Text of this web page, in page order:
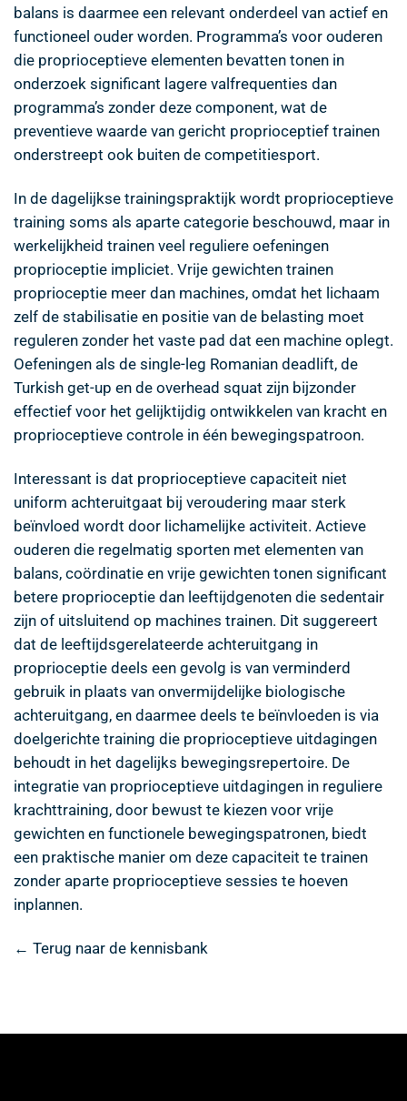
balans is daarmee een relevant onderdeel van actief en
functioneel ouder worden. Programma’s voor ouderen
die proprioceptieve elementen bevatten tonen in
onderzoek significant lagere valfrequenties dan
programma’s zonder deze component, wat de
preventieve waarde van gericht proprioceptief trainen
onderstreept ook buiten de competitiesport.
In de dagelijkse trainingspraktijk wordt proprioceptieve
training soms als aparte categorie beschouwd, maar in
werkelijkheid trainen veel reguliere oefeningen
proprioceptie impliciet. Vrije gewichten trainen
proprioceptie meer dan machines, omdat het lichaam
zelf de stabilisatie en positie van de belasting moet
reguleren zonder het vaste pad dat een machine oplegt.
Oefeningen als de single-leg Romanian deadlift, de
Turkish get-up en de overhead squat zijn bijzonder
effectief voor het gelijktijdig ontwikkelen van kracht en
proprioceptieve controle in één bewegingspatroon.
Interessant is dat proprioceptieve capaciteit niet
uniform achteruitgaat bij veroudering maar sterk
beïnvloed wordt door lichamelijke activiteit. Actieve
ouderen die regelmatig sporten met elementen van
balans, coördinatie en vrije gewichten tonen significant
betere proprioceptie dan leeftijdgenoten die sedentair
zijn of uitsluitend op machines trainen. Dit suggereert
dat de leeftijdsgerelateerde achteruitgang in
proprioceptie deels een gevolg is van verminderd
gebruik in plaats van onvermijdelijke biologische
achteruitgang, en daarmee deels te beïnvloeden is via
doelgerichte training die proprioceptieve uitdagingen
behoudt in het dagelijks bewegingsrepertoire. De
integratie van proprioceptieve uitdagingen in reguliere
krachttraining, door bewust te kiezen voor vrije
gewichten en functionele bewegingspatronen, biedt
een praktische manier om deze capaciteit te trainen
zonder aparte proprioceptieve sessies te hoeven
inplannen.
← Terug naar de kennisbank